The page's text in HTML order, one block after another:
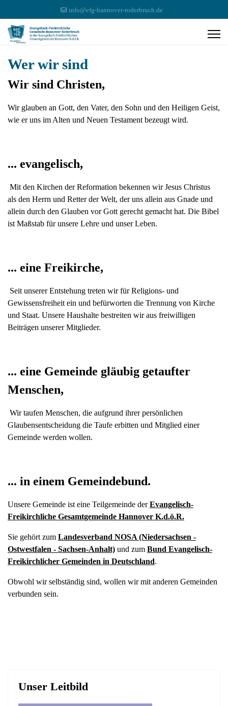
info@efg-hannover-roderbruch.de
Wer wir sind
Wir sind Christen,
Wir glauben an Gott, den Vater, den Sohn und den Heiligen Geist,
wie er uns im Alten und Neuen Testament bezeugt wird.
... evangelisch,
Mit den Kirchen der Reformation bekennen wir Jesus Christus
als den Herrn und Retter der Welt, der uns allein aus Gnade und
allein durch den Glauben vor Gott gerecht gemacht hat. Die Bibel
ist Maßstab für unsere Lehre und unser Leben.
... eine Freikirche,
Seit unserer Entstehung treten wir für Religions- und
Gewissensfreiheit ein und befürworten die Trennung von Kirche
und Staat. Unsere Haushalte bestreiten wir aus freiwilligen
Beiträgen unserer Mitglieder.
... eine Gemeinde gläubig getaufter
Menschen,
Wir taufen Menschen, die aufgrund ihrer persönlichen
Glaubensentscheidung die Taufe erbitten und Mitglied einer
Gemeinde werden wollen.
... in einem Gemeindebund.
Unsere Gemeinde ist eine Teilgemeinde derEvangelisch-
Freikirchliche Gesamtgemeinde Hannover K.d.ö.R.
Sie gehört zum Landesverband NOSA (Niedersachsen -
Ostwestfalen - Sachsen-Anhalt) und zum Bund Evangelisch-
Freikirchlicher Gemeinden in Deutschland.
Obwohl wir selbständig sind, wollen wir mit anderen Gemeinden
verbunden sein.
Unser Leitbild